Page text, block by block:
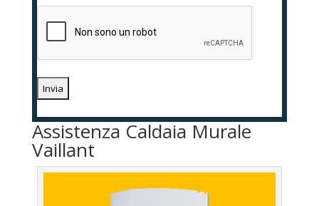
Assistenza Caldaia Murale
Vaillant